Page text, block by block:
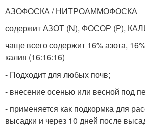
АЗОФОСКА / НИТРОАММОФОСКА
содержит АЗОТ (N), ФОСОР (P),
чаще всего содержит 16% азота,
калия (16:16:16)
- Подходит для любых почв;
- внесение осенью или весной под
- применяется как подкормка для
высадки и через 10 дней после